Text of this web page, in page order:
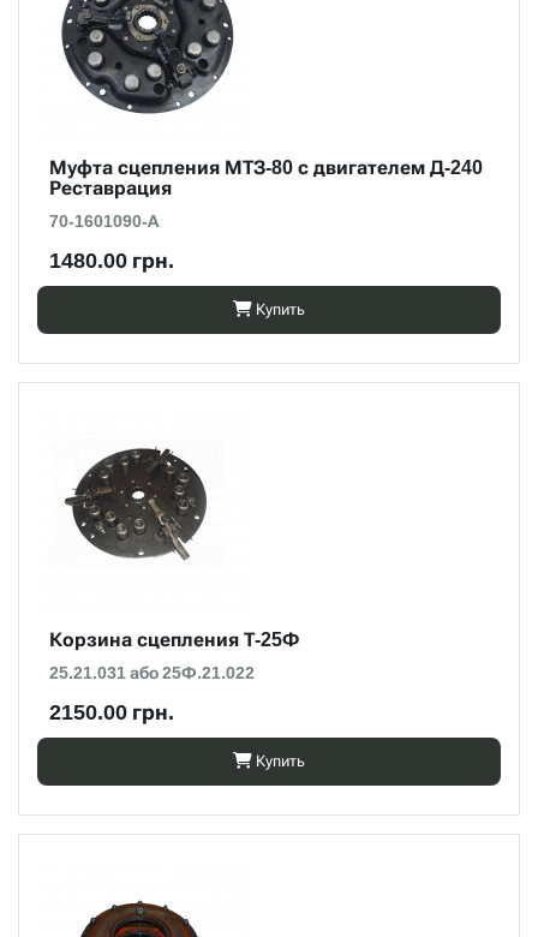
Муфта сцепления МТЗ-80 с двигателем Д-240
Реставрация
70-1601090-А
1480.00 грн.
Купить
Корзина сцепления Т-25Ф
25.21.031 або 25Ф.21.022
2150.00 грн.
Купить